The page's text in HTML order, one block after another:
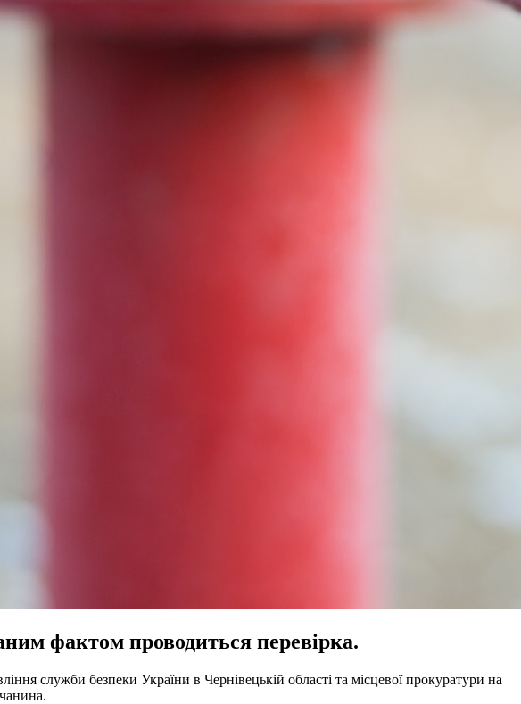
фактом проводиться перевірка.
служби безпеки України в Чернівецькій області та місцевої прокуратури на